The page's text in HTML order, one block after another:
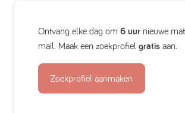
Ontvang elke dag om 6 uur nieuwe
mail. Maak een zoekprofiel gratis aan.
Zoekprofiel aanmaken